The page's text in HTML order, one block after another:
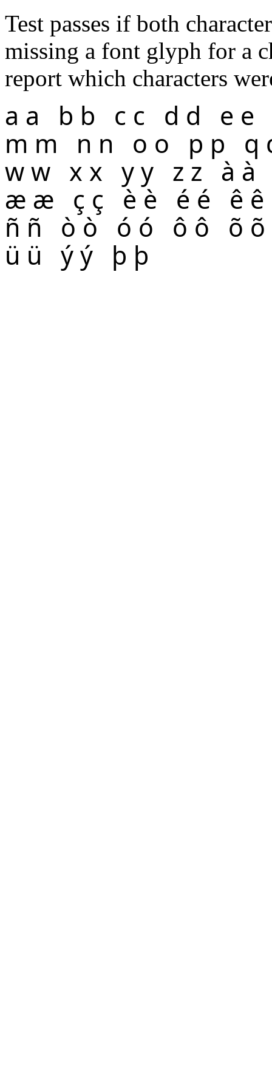
Test passes if both
missing a font glyph for a
report which characters
a a b b c c d d
e e
m m
n n o o p p
q
w w x x y y z z
à à
æ æ
ç ç è è é é
ê ê
ñ ñ
ò ò ó ó ô ô
õ õ
ü ü
ý ý þ þ